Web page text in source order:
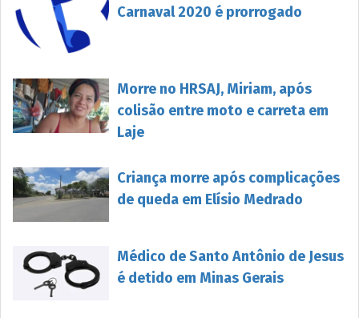
Carnaval 2020 é prorrogado
Morre no HRSAJ, Miriam, após
colisão entre moto e carreta em
Laje
Criança morre após complicações
de queda em Elísio Medrado
Médico de Santo Antônio de Jesus
é detido em Minas Gerais